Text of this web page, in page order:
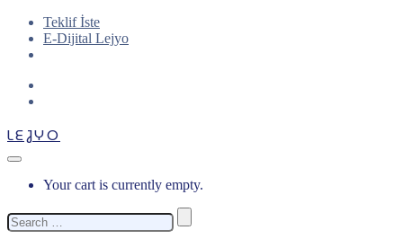
Teklif İste
E-Dijital Lejyo
LEJYO
Your cart is currently empty.
Search
for: